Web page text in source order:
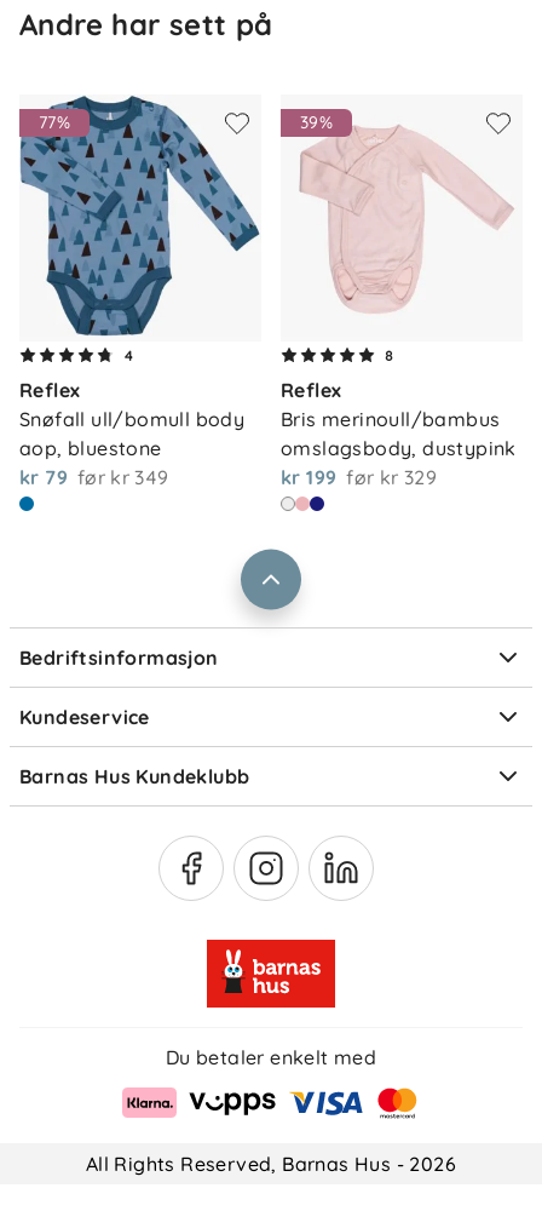
Andre har sett på
77%
4
Reflex
Snøfall ull/bomull body
aop, bluestone
kr 79 før kr 349
39%
8
Reflex
Bris merinoull/bambus
omslagsbody, dustypink
kr 199 før kr 329
Bedriftsinformasjon
Om oss
Våre butikker
Vårt samfunnsansvar
Jobbe i Barnas Hus
Størrelsesguider
Kundeservice
Kontakt oss
Frakt og levering
Retur og reklamasjon
Ofte stilte spørsmål
Om Klarna
Barnas Hus Kundeklubb
Medlemsvilkår
Du betaler enkelt med
All Rights Reserved, Barnas Hus - 2026